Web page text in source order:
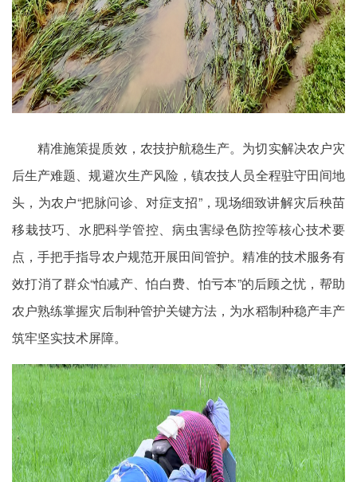
精准施策提质效，农技护航稳生产。为切实解决农户灾
后生产难题、规避次生产风险，镇农技人员全程驻守田间地
头，为农户“把脉问诊、对症支招”，现场细致讲解灾后秧苗
移栽技巧、水肥科学管控、病虫害绿色防控等核心技术要
点，手把手指导农户规范开展田间管护。精准的技术服务有
效打消了群众“怕减产、怕白费、怕亏本”的后顾之忧，帮助
农户熟练掌握灾后制种管护关键方法，为水稻制种稳产丰产
筑牢坚实技术屏障。